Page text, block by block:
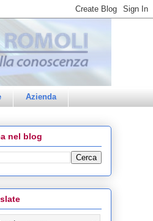
Azienda
nel blog